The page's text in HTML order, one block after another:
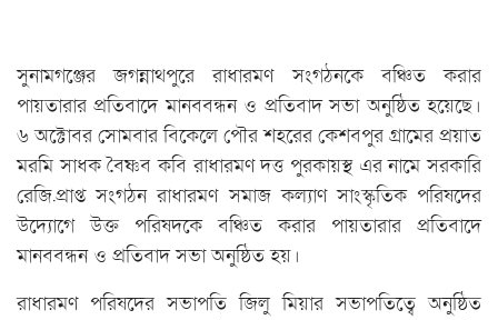
সুনামগঞ্জের জগন্নাথপুরে রাধারমণ সংগঠনকে বঞ্চিত করার
পায়তারার প্রতিবাদে মানববন্ধন ও প্রতিবাদ সভা অনুষ্ঠিত হয়েছে।
৬ অক্টোবর সোমবার বিকেলে পৌর শহরের কেশবপুর গ্রামের প্রয়াত
মরমি সাধক বৈষ্ণব কবি রাধারমণ দত্ত পুরকায়স্থ এর নামে সরকারি
রেজি.প্রাপ্ত সংগঠন রাধারমণ সমাজ কল্যাণ সাংস্কৃতিক পরিষদের
উদ্যোগে উক্ত পরিষদকে বঞ্চিত করার পায়তারার প্রতিবাদে
মানববন্ধন ও প্রতিবাদ সভা অনুষ্ঠিত হয়।
রাধারমণ পরিষদের সভাপতি জিলু মিয়ার সভাপতিত্বে অনুষ্ঠিত